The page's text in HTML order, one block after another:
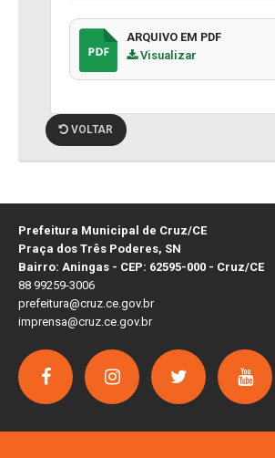
ARQUIVO EM PDF
Visualizar
VOLTAR
Prefeitura Municipal de Cruz/CE
Praça dos Três Poderes, SN
Bairro: Aningas - CEP: 62595-000 - Cruz/CE
88 99259-3006
prefeitura@cruz.ce.gov.br
imprensa@cruz.ce.gov.br